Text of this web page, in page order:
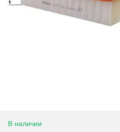
В наличии